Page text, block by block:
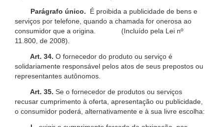
Parágrafo único.
É proibida a publicidade de bens e
serviços por telefone, quando a chamada for onerosa ao
consumidor que a origina. (Incluído pela Lei nº
11.800, de 2008).
Art. 34. O fornecedor do produto ou serviço é
solidariamente responsável pelos atos de seus prepostos ou
representantes autônomos.
Art. 35. Se o fornecedor de produtos ou serviços
recusar cumprimento à oferta, apresentação ou publicidade,
o consumidor poderá, alternativamente e à sua livre escolha: